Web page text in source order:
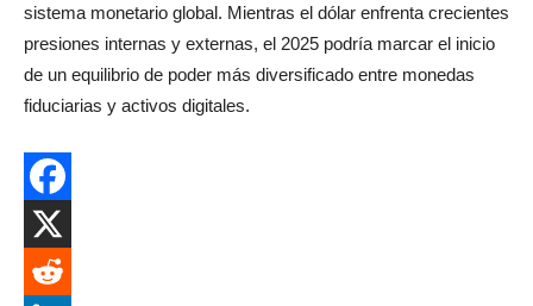
sistema monetario global. Mientras el dólar enfrenta crecientes
presiones internas y externas, el 2025 podría marcar el inicio
de un equilibrio de poder más diversificado entre monedas
fiduciarias y activos digitales.